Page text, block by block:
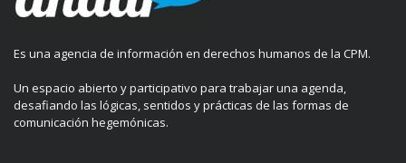
Es una agencia de información en derechos humanos de la CPM.
Un espacio abierto y participativo para trabajar una agenda,
desafiando las lógicas, sentidos y prácticas de las formas de
comunicación hegemónicas.